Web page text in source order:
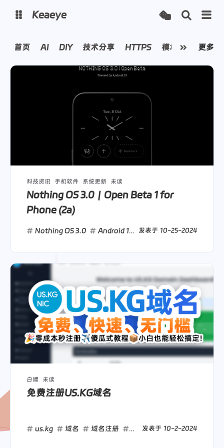
博客 主页
Keaeye
首页 AI DIY 技术分享 HTTPS 模块发布 科技
更多
科技资讯 手机软件 系统更新 未读
Nothing OS 3.0｜Open Beta 1 for
Phone (2a)
发表于 10-25-2024
Nothing OS 3.0 Android 15 Nothing Phone (2a)
白嫖 未读
免费注册US.KG域名
发表于 10-2-2024
us.kg 域名 域名注册 白嫖